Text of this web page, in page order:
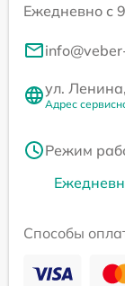
Ежедневно с
ул.
Адрес
Режим
Способы